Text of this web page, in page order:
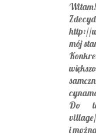
Witam!
http://
mój
Do
i